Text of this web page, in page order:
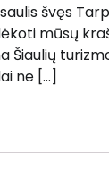
švęs
mūsų
Šiaulių
ne […]